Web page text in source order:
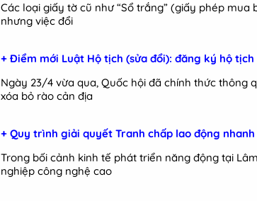
Các loại giấy tờ cũ như “Sổ trắng” (giấy phép
nhưng việc đổi
+ Điểm mới Luật Hộ tịch (sửa đổi): đăng ký hộ
Ngày 23/4 vừa qua, Quốc hội đã chính thức thông
xóa bỏ rào cản địa
+ Quy trình giải quyết Tranh chấp lao động
Trong bối cảnh kinh tế phát triển năng động tại
nghiệp công nghệ cao